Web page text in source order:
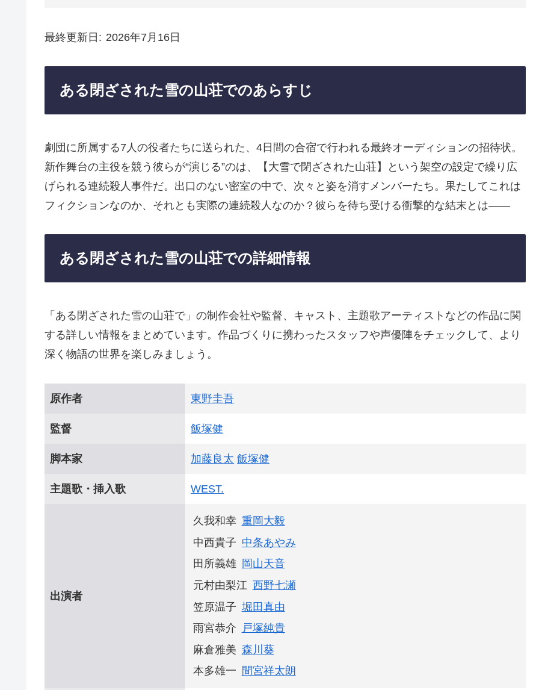
最終更新日 2026年7月16日
ある閉ざされた雪の山荘でのあらすじ
劇団に所属する7人の役者たちに送られた、4日間の合宿で行われる最終オーディションの招待状。
新作舞台の主役を競う彼らが“演じる”のは、【大雪で閉ざされた山荘】という架空の設定で繰り広
げられる連続殺人事件だ。出口のない密室の中で、次々と姿を消すメンバーたち。果たしてこれは
フィクションなのか、それとも実際の連続殺人なのか？彼らを待ち受ける衝撃的な結末とは——
ある閉ざされた雪の山荘での詳細情報
「ある閉ざされた雪の山荘で」の制作会社や監督、キャスト、主題歌アーティストなどの作品に関
する詳しい情報をまとめています。作品づくりに携わったスタッフや声優陣をチェックして、より
深く物語の世界を楽しみましょう。
原作者 東野圭吾
監督 飯塚健
脚本家 加藤良太 飯塚健
主題歌・挿入歌 WEST.
出演者
久我和幸 重岡大毅
中西貴子 中条あやみ
田所義雄
岡山天音
元村由梨江 西野七瀬
笠原温子 堀田真由
雨宮恭介
戸塚純貴
麻倉雅美 森川葵
本多雄一 間宮祥太朗